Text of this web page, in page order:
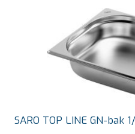
SARO TOP LINE GN-bak